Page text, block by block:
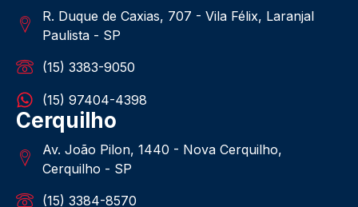
R. Duque de Caxias, 707 - Vila Félix, Laranjal
Paulista - SP
(15) 3383-9050
(15) 97404-4398
Cerquilho
Av. João Pilon, 1440 - Nova Cerquilho,
Cerquilho - SP
(15) 3384-8570